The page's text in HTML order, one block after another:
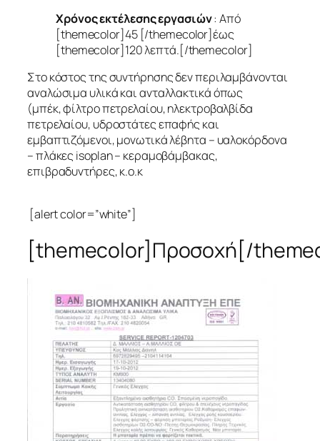
Χρόνος εκτέλεσης εργασιών: Από
[themecolor]45 [/themecolor]έως
[themecolor]120 λεπτά.[/themecolor]
Στο κόστος της συντήρησης δεν περιλαμβάνονται
αναλώσιμα υλικά και ανταλλακτικά όπως
(μπέκ, φίλτρο πετρελαίου, ηλεκτροβαλβίδα
πετρελαίου, υδροστάτες επαφής και
εμβαπτιζόμενοι, μονωτικά λέβητα – υαλοκόρδονα
– πλάκες isoplan – κεραμοβάμβακας,
επιβραδυντήρες, κ.ο.κ
[alert color=”white”]
[themecolor]Προσοχή[/